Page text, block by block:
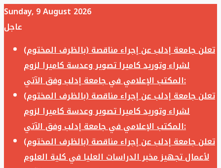
Sunday, 9 August 2026
عاجل
تعلن جامعة إدلب عن إجراء مناقصة (بالظرف المختوم)
لشراء وتوريد كاميرا تصوير وعدسة كاميرا لزوم
المكتب الإعلامي في جامعة إدلب وفق الآتي:
تعلن جامعة إدلب عن إجراء مناقصة (بالظرف المختوم)
لشراء وتوريد كاميرا تصوير وعدسة كاميرا لزوم
المكتب الإعلامي في جامعة إدلب وفق الآتي:
تعلن جامعة إدلب عن إجراء مناقصة (بالظرف المختوم)
لأعمال تجهيز مخبر الدراسات العليا في كلية العلوم